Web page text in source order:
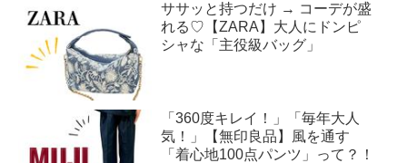
ササッと持つだけ → コーデが盛
れる♡【ZARA】大人にドンピ
シャな「主役級バッグ」
「360度キレイ！」「毎年大人
気！」【無印良品】風を通す
「着心地100点パンツ」って？！